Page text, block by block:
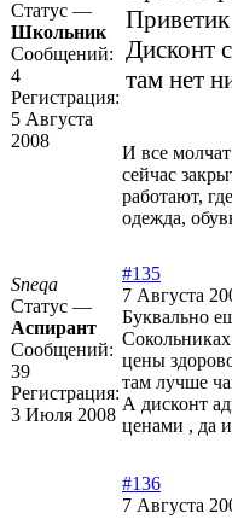
Статус —
Школьник
Сообщений:
4
Регистрация:
5 Августа
2008
Приветик
Дисконт
там нет
И все
сейчас
работают,
одежда,
Sneqa
Статус —
Аспирант
Сообщений:
39
Регистрация:
3 Июля 2008
#135
7 Августа
Буквально
цены
там лучше
А дисконт
ценами , да
#136
7 Августа